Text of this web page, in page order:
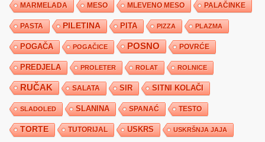
MARMELADA MESO MLEVENO MESO PALAČINKE
PASTA PILETINA PITA PIZZA PLAZMA
POGAČA POGAČICE POSNO POVRĆE
PREDJELA PROLETER ROLAT ROLNICE
RUČAK SALATA SIR SITNI KOLAČI
SLADOLED SLANINA SPANAĆ TESTO
TORTE TUTORIJAL USKRS USKRŠNJA JAJA